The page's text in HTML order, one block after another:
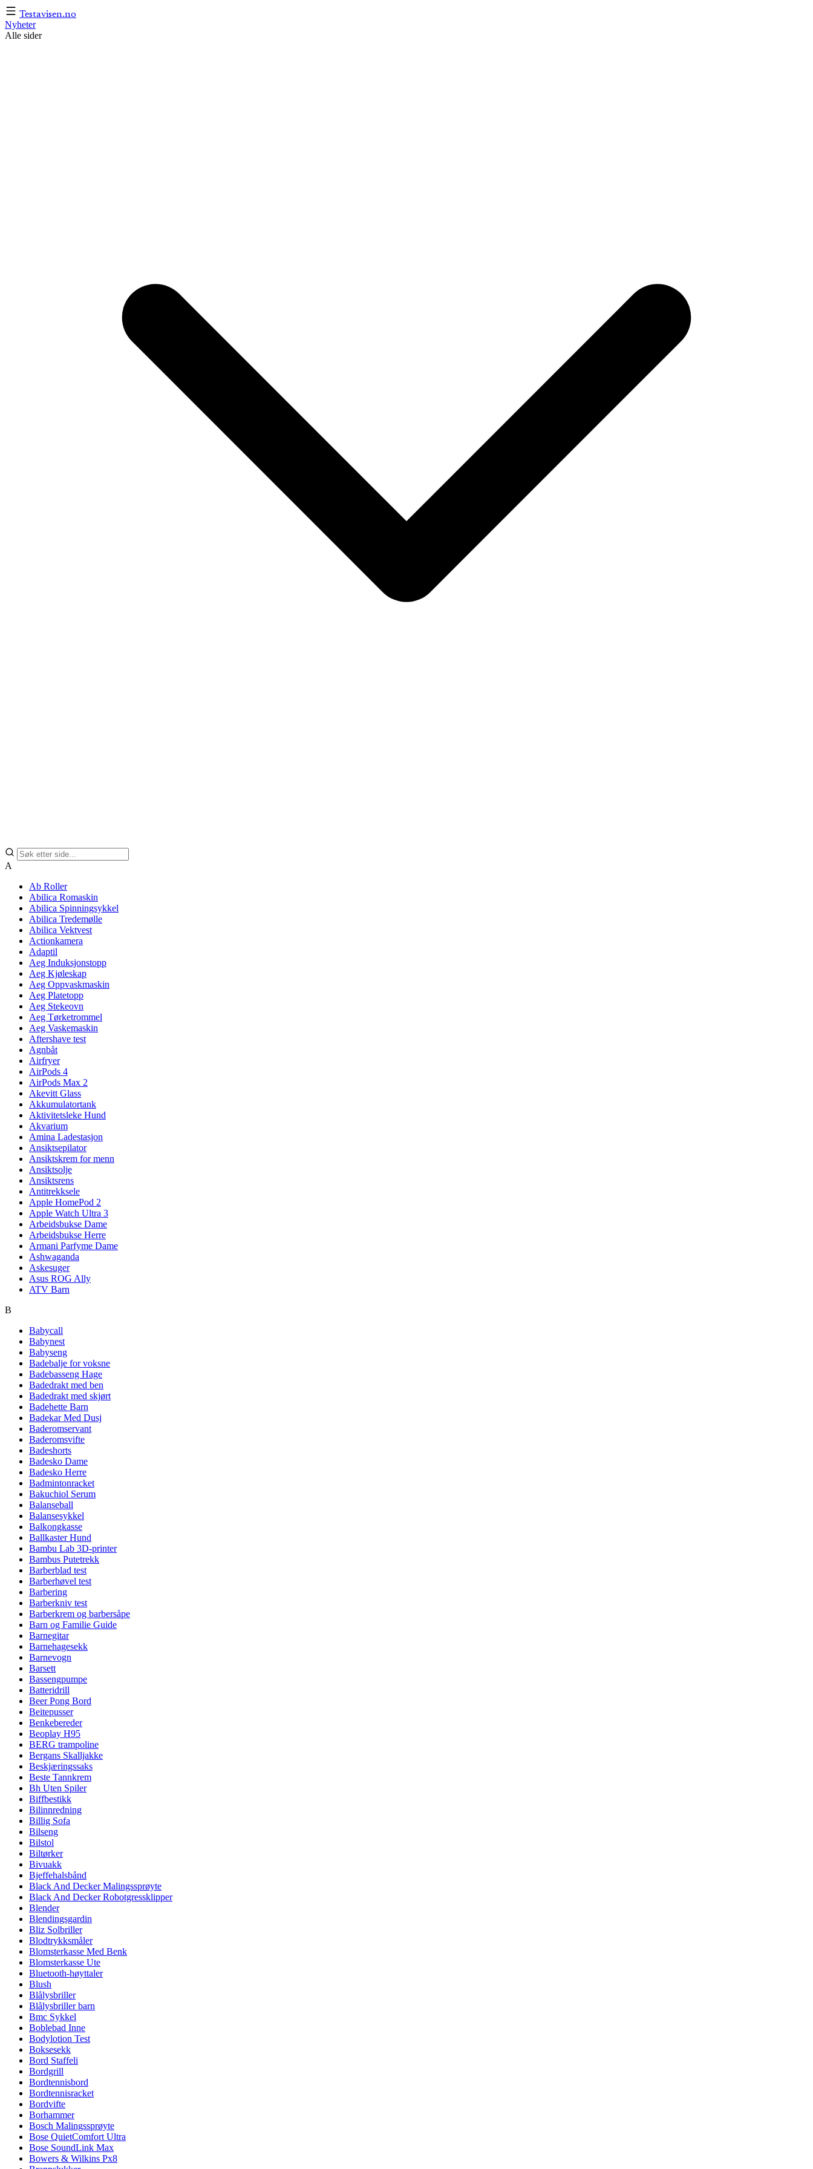
Testavisen.no
Nyheter
Alle sider
A
Ab Roller
Abilica Romaskin
Abilica Spinningsykkel
Abilica Tredemølle
Abilica Vektvest
Actionkamera
Adaptil
Aeg Induksjonstopp
Aeg Kjøleskap
Aeg Oppvaskmaskin
Aeg Platetopp
Aeg Stekeovn
Aeg Tørketrommel
Aeg Vaskemaskin
Aftershave test
Agnbåt
Airfryer
AirPods 4
AirPods Max 2
Akevitt Glass
Akkumulatortank
Aktivitetsleke Hund
Akvarium
Amina Ladestasjon
Ansiktsepilator
Ansiktskrem for menn
Ansiktsolje
Ansiktsrens
Antitrekksele
Apple HomePod 2
Apple Watch Ultra 3
Arbeidsbukse Dame
Arbeidsbukse Herre
Armani Parfyme Dame
Ashwaganda
Askesuger
Asus ROG Ally
ATV Barn
B
Babycall
Babynest
Babyseng
Badebalje for voksne
Badebasseng Hage
Badedrakt med ben
Badedrakt med skjørt
Badehette Barn
Badekar Med Dusj
Baderomservant
Baderomsvifte
Badeshorts
Badesko Dame
Badesko Herre
Badmintonracket
Bakuchiol Serum
Balanseball
Balansesykkel
Balkongkasse
Ballkaster Hund
Bambu Lab 3D-printer
Bambus Putetrekk
Barberblad test
Barberhøvel test
Barbering
Barberkniv test
Barberkrem og barbersåpe
Barn og Familie Guide
Barnegitar
Barnehagesekk
Barnevogn
Barsett
Bassengpumpe
Batteridrill
Beer Pong Bord
Beitepusser
Benkebereder
Beoplay H95
BERG trampoline
Bergans Skalljakke
Beskjæringssaks
Beste Tannkrem
Bh Uten Spiler
Biffbestikk
Bilinnredning
Billig Sofa
Bilseng
Bilstol
Biltørker
Bivuakk
Bjeffehalsbånd
Black And Decker Malingssprøyte
Black And Decker Robotgressklipper
Blender
Blendingsgardin
Bliz Solbriller
Blodtrykksmåler
Blomsterkasse Med Benk
Blomsterkasse Ute
Bluetooth-høyttaler
Blush
Blålysbriller
Blålysbriller barn
Bmc Sykkel
Boblebad Inne
Bodylotion Test
Boksesekk
Bord Staffeli
Bordgrill
Bordtennisbord
Bordtennisracket
Bordvifte
Borhammer
Bosch Malingssprøyte
Bose QuietComfort Ultra
Bose SoundLink Max
Bowers & Wilkins Px8